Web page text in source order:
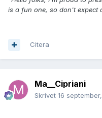
is a fun one, so don't expect
Citera
Ma__Cipriani
Skrivet 16